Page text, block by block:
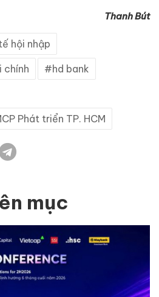
Thanh Bút
hội nhập
chính hd bank
Phát triển TP. HCM
mục